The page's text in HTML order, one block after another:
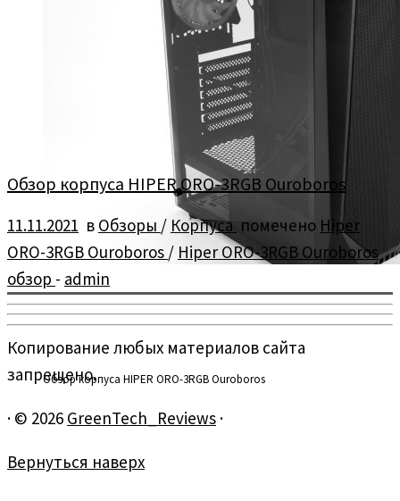
Обзор корпуса HIPER ORO-3RGB Ouroboros
Обзор корпуса HIPER ORO-3RGB Ouroboros
11.11.2021 в Обзоры / Корпуса помечено Hiper
ORO-3RGB Ouroboros / Hiper ORO-3RGB Ouroboros
обзор - admin
Копирование любых материалов сайта
запрещено.
· © 2026 GreenTech_Reviews ·
Вернуться наверх